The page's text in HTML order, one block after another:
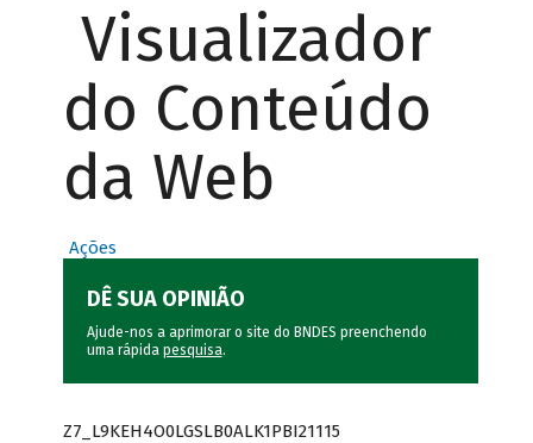
Visualizador
do Conteúdo
da Web
Ações
DÊ SUA OPINIÃO
Ajude-nos a aprimorar o site do BNDES preenchendo
uma rápida pesquisa.
Z7_L9KEH4O0LGSLB0ALK1PBI21115